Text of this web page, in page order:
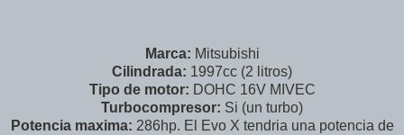
Marca: Mitsubishi
Cilindrada: 1997cc (2 litros)
Tipo de motor: DOHC 16V MIVEC
Turbocompresor: Si (un turbo)
Potencia maxima: 286hp. El Evo X tendria una potencia de